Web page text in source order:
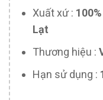
Xuất xứ :
Lạt
Thương hiệu :
Hạn sử dụng :